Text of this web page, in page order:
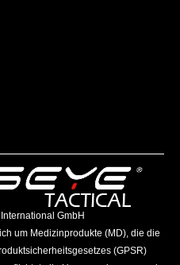
GmbH
um Medizinprodukte (MD), die die
(GPSR)